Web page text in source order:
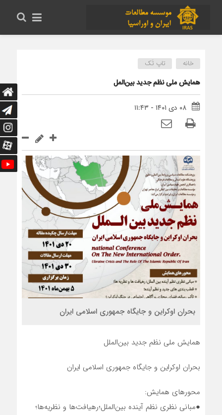
خانه تاپ تَک
همایش ملی نظم جدید بین‌المل
۰۸ دی ۱۴۰۱ - ۱۱:۴۳
بحران اوکراین و جایگاه جمهوری اسلامی ایران
همایش ملی نظم جدید بین‌الملل
بحران اوکراین و جایگاه جمهوری اسلامی ایران
محورهای همایش:
●مبانی نظری نظم آینده بین‌الملل؛رهیافت‌ها و نظریه‌ها؛